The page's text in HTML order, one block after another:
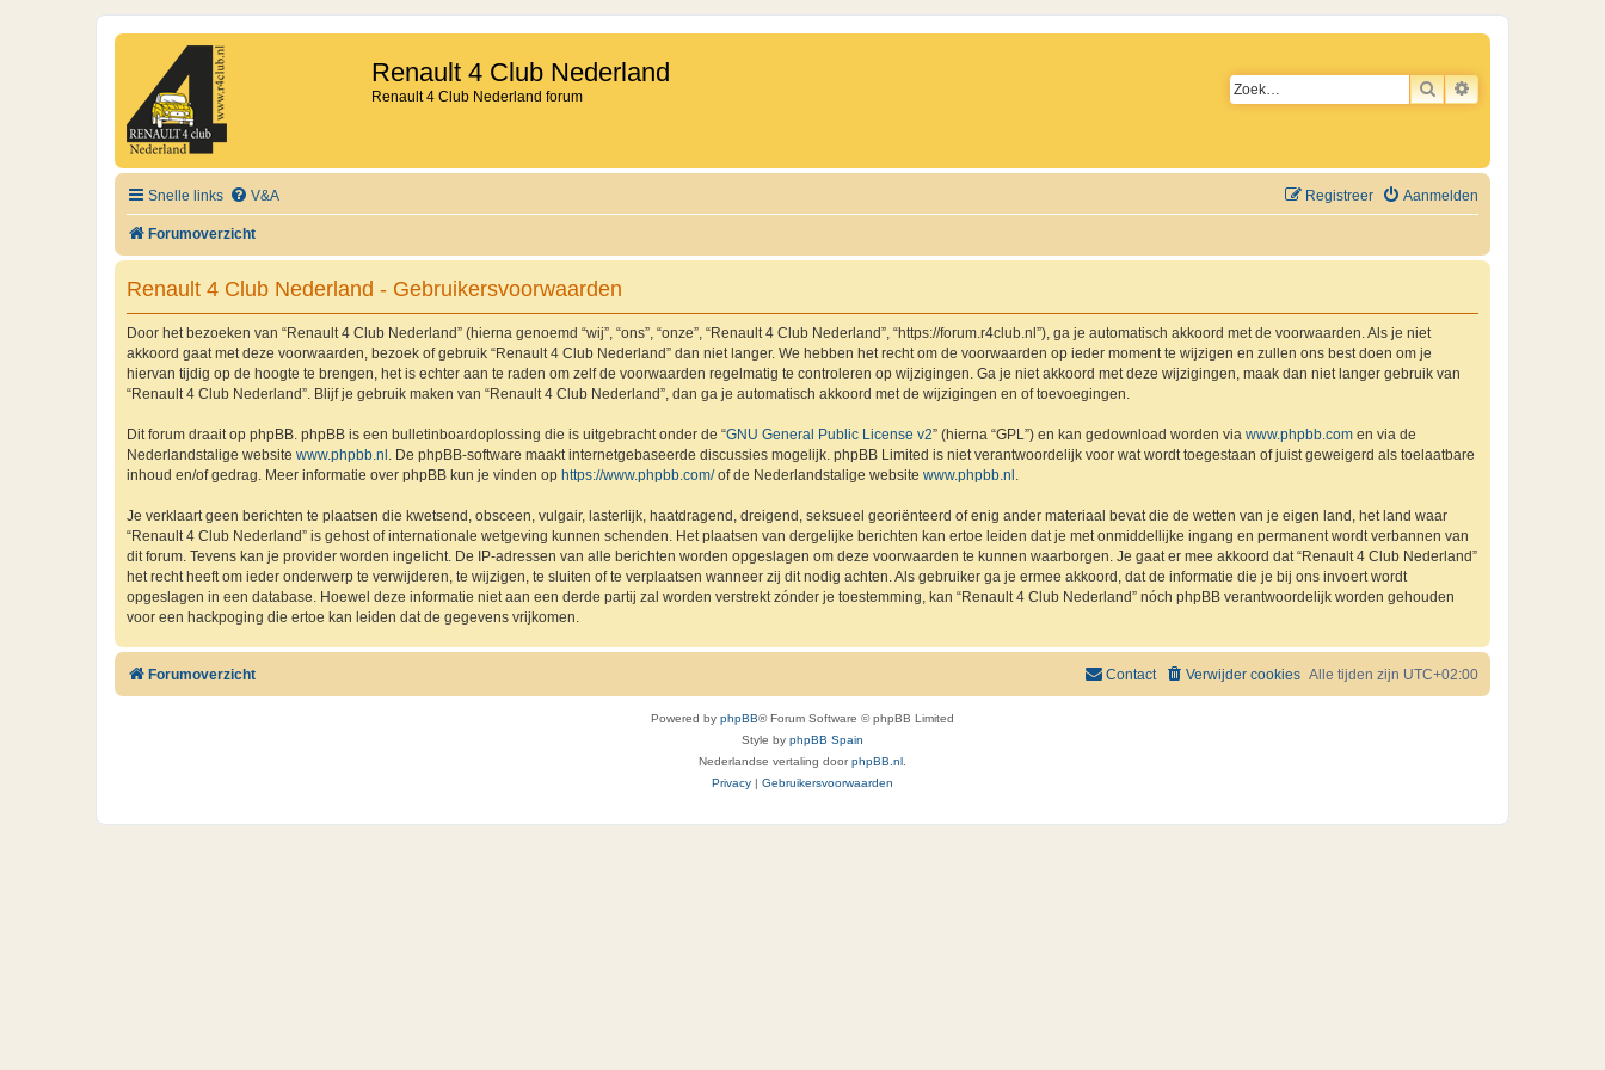
Renault 4 Club Nederland
Renault 4 Club Nederland forum ZOEKUITGEBREID
Snelle links V&A Aanmelden
Registreer
Forumoverzicht
Renault 4 Club Nederland - Gebruikersvoorwaarden
Door het bezoeken van “Renault 4 Club Nederland” (hierna genoemd “wij”, “ons”, “onze”, “Renault 4 Club Nederland”, “https://forum.r4club.nl”), ga je automatisch akkoord met de voorwaarden. Als je niet
akkoord gaat met deze voorwaarden, bezoek of gebruik “Renault 4 Club Nederland” dan niet langer. We hebben het recht om de voorwaarden op ieder moment te wijzigen en zullen ons best doen om je
hiervan tijdig op de hoogte te brengen, het is echter aan te raden om zelf de voorwaarden regelmatig te controleren op wijzigingen. Ga je niet akkoord met deze wijzigingen, maak dan niet langer gebruik van
“Renault 4 Club Nederland”. Blijf je gebruik maken van “Renault 4 Club Nederland”, dan ga je automatisch akkoord met de wijzigingen en of toevoegingen.
Dit forum draait op phpBB. phpBB is een bulletinboardoplossing die is uitgebracht onder de “GNU General Public License v2” (hierna “GPL”) en kan gedownload worden via www.phpbb.com en via de
Nederlandstalige website www.phpbb.nl . De phpBB-software maakt internetgebaseerde discussies mogelijk. phpBB Limited is niet verantwoordelijk voor wat wordt toegestaan of juist geweigerd als toelaatbare
inhoud en/of gedrag. Meer informatie over phpBB kun je vinden op https://www.phpbb.com/of de Nederlandstalige website www.phpbb.nl .
Je verklaart geen berichten te plaatsen die kwetsend, obsceen, vulgair, lasterlijk, haatdragend, dreigend, seksueel georiënteerd of enig ander materiaal bevat die de wetten van je eigen land, het land waar
“Renault 4 Club Nederland” is gehost of internationale wetgeving kunnen schenden. Het plaatsen van dergelijke berichten kan ertoe leiden dat je met onmiddellijke ingang en permanent wordt verbannen van
dit forum. Tevens kan je provider worden ingelicht. De IP-adressen van alle berichten worden opgeslagen om deze voorwaarden te kunnen waarborgen. Je gaat er mee akkoord dat “Renault 4 Club Nederland”
het recht heeft om ieder onderwerp te verwijderen, te wijzigen, te sluiten of te verplaatsen wanneer zij dit nodig achten. Als gebruiker ga je ermee akkoord, dat de informatie die je bij ons invoert wordt
opgeslagen in een database. Hoewel deze informatie niet aan een derde partij zal worden verstrekt zónder je toestemming, kan “Renault 4 Club Nederland” nóch phpBB verantwoordelijk worden gehouden
voor een hackpoging die ertoe kan leiden dat de gegevens vrijkomen.
Forumoverzicht Alle tijden zijn UTC+02:00
Verwijder cookies
Contact
Powered by phpBB® Forum Software © phpBB Limited
Style by phpBB Spain
Nederlandse vertaling doorphpBB.nl .
Privacy
Gebruikersvoorwaarden